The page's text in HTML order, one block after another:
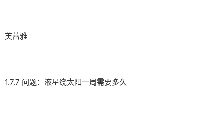
芙蕾雅
1.7.7 问题：液星绕太阳一周需要多久